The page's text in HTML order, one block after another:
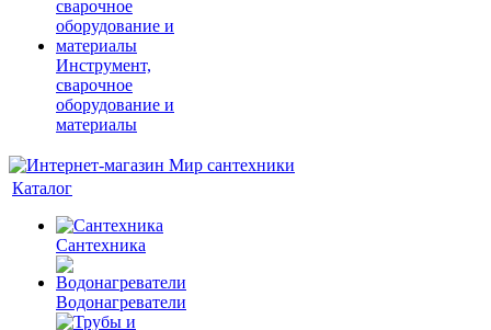
Инструмент,
сварочное
оборудование и
материалы
Каталог
Сантехника
Водонагреватели